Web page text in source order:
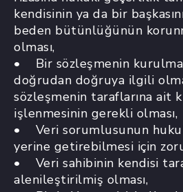
kendisinin ya da bir
beden bütünlüğünün
olması,
• Bir sözleşmenin
doğrudan doğruya ilgili
sözleşmenin taraflarına ait
işlenmesinin gerekli olması,
• Veri sorumlusunun
yerine getirebilmesi için
• Veri sahibinin kendisi
alenileştirilmiş olması,